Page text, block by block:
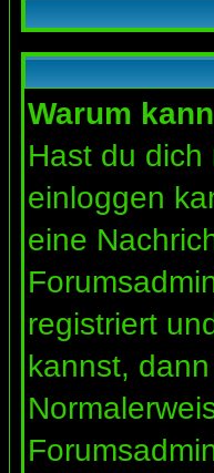
Warum
Hast du
einloggen
eine
registriert
kannst,